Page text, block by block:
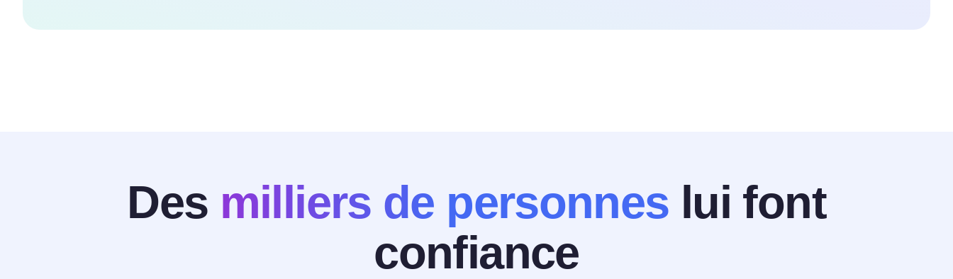
Des milliers de personnes lui font
confiance